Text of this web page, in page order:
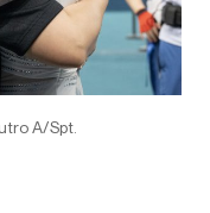
A/Spt.